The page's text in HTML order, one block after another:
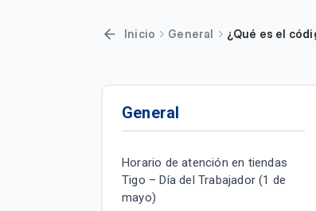
Inicio General ¿Qué es el
General
Horario de atención en tiendas
Tigo – Día del Trabajador (1 de
mayo)